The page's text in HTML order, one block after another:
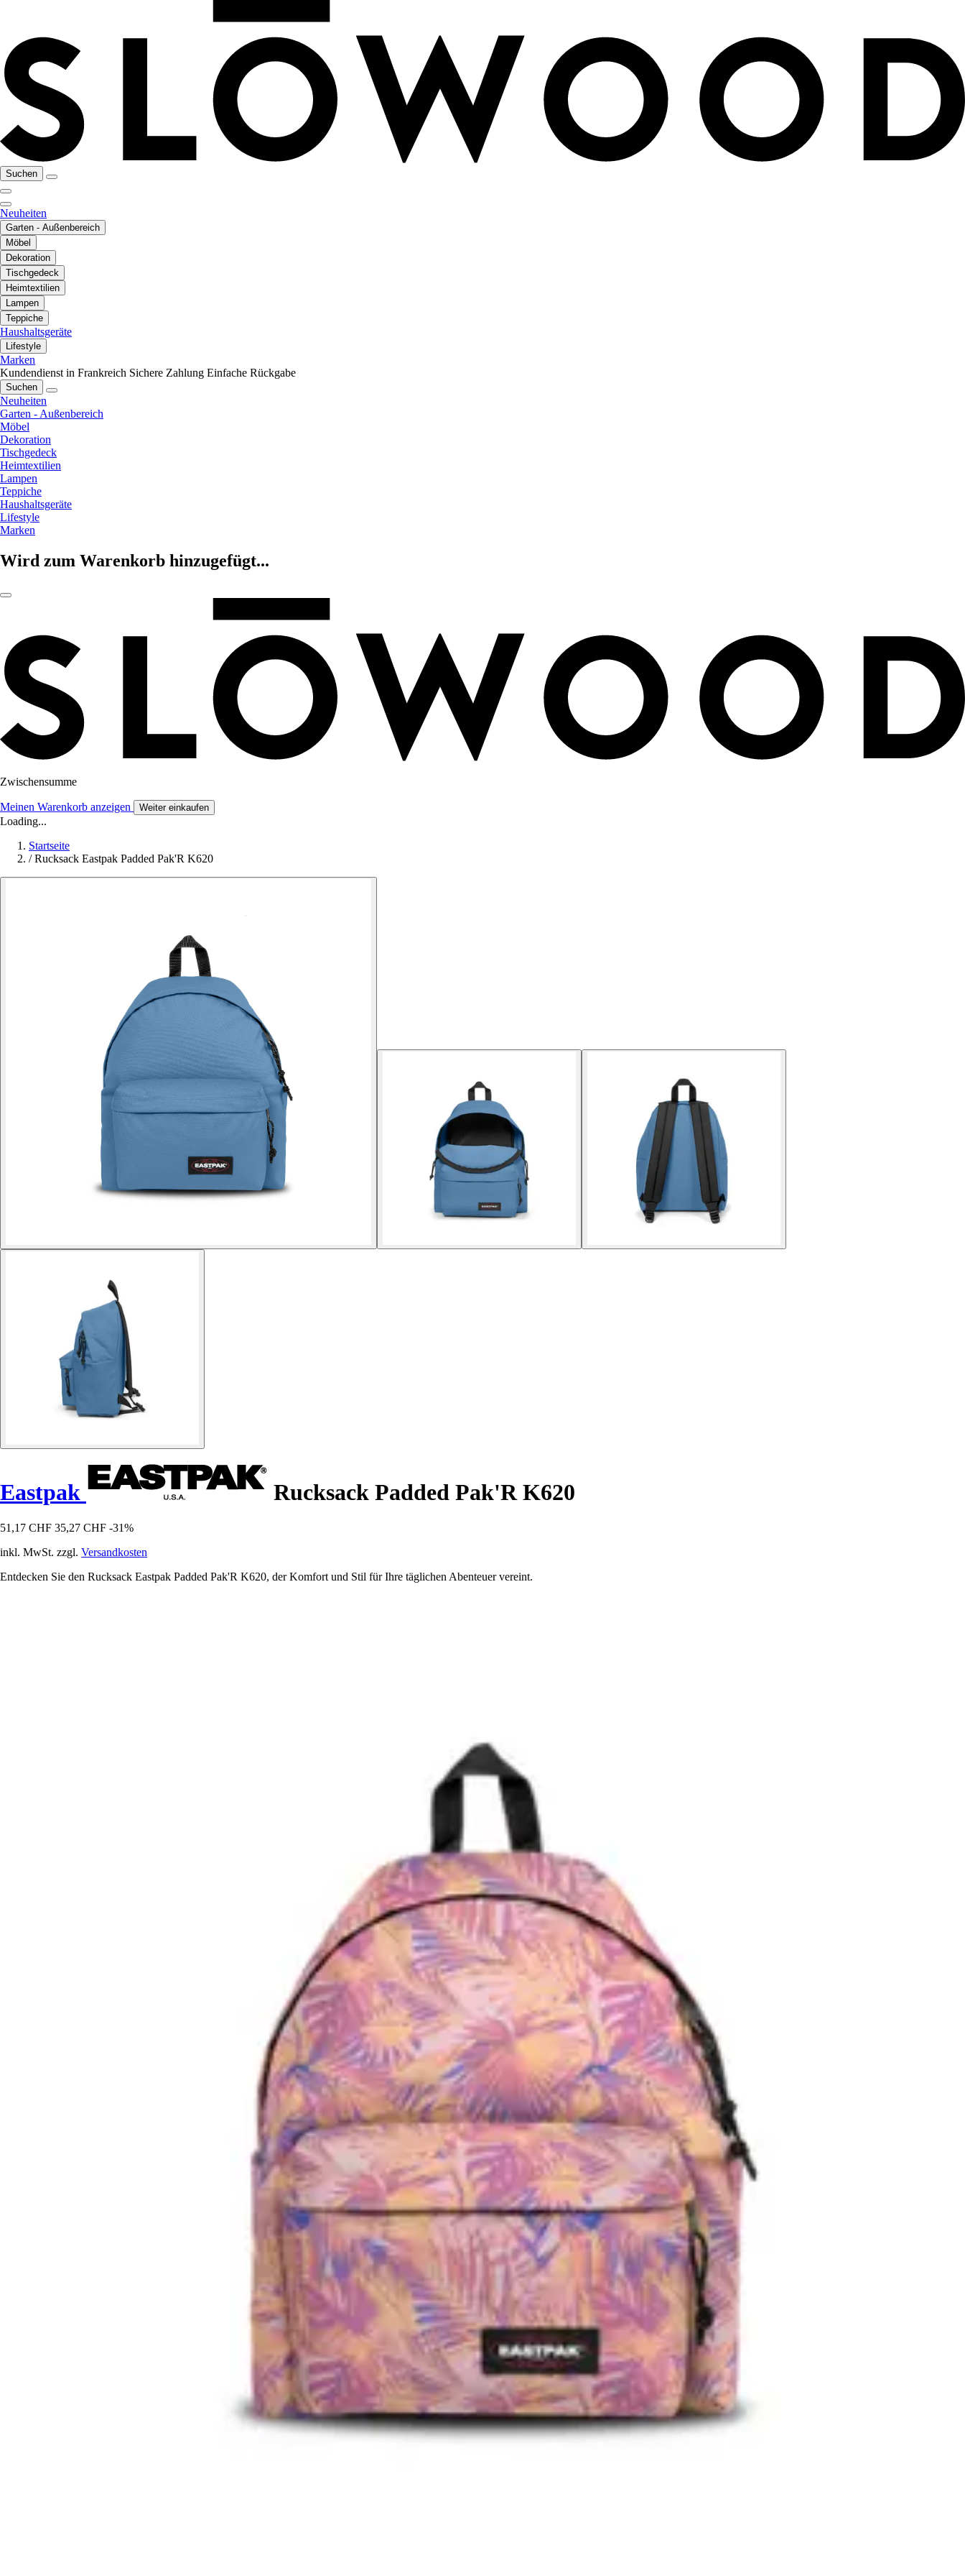
Suchen
Neuheiten
Garten - Außenbereich
Möbel
Dekoration
Tischgedeck
Heimtextilien
Lampen
Teppiche
Haushaltsgeräte
Lifestyle
Marken
Kundendienst in Frankreich Sichere Zahlung Einfache Rückgabe
Suchen
Neuheiten
Garten - Außenbereich
Möbel
Dekoration
Tischgedeck
Heimtextilien
Lampen
Teppiche
Haushaltsgeräte
Lifestyle
Marken
Wird zum Warenkorb hinzugefügt...
Zwischensumme
Meinen Warenkorb anzeigen Weiter einkaufen
Loading...
Startseite
/ Rucksack Eastpak Padded Pak'R K620
Eastpak Rucksack Padded Pak'R K620
51,17 CHF 35,27 CHF -31%
inkl. MwSt. zzgl. Versandkosten
Entdecken Sie den Rucksack Eastpak Padded Pak'R K620, der Komfort und Stil für Ihre täglichen Abenteuer vereint.